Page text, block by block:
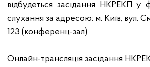
відбудеться засідання НКРЕКП у
слухання за адресою: м. Київ, вул.
123 (конференц-зал).
Онлайн-трансляція засідання